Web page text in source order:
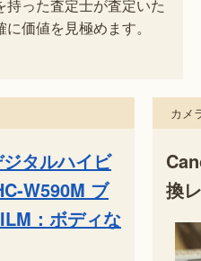
った査定士が査定いた
価値を見極めます。
タルハイビ
W590M ブ
：ボディな
カメ
換